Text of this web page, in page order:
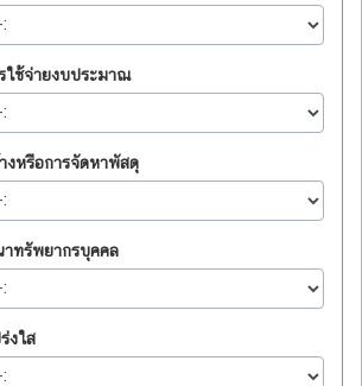
ใช้จ่ายงบประมาณ
งหรือการจัดหาพัสดุ
ทรัพยากรบุคคล
งใส